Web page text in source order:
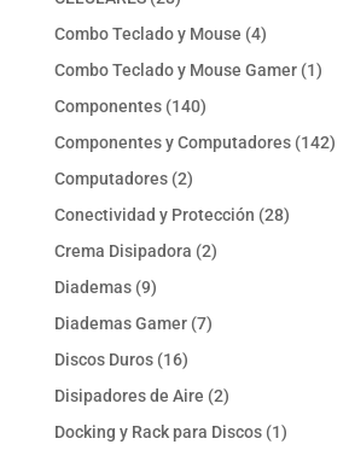
productos
Combo Teclado y Mouse 44
productos
Combo Teclado y Mouse Gamer 11
Componentes 140140
productos
Componentes y Computadores 142142
Computadores 22
productos
Conectividad y Protección 2828
Crema Disipadora 22
Diademas 99
productos
Diademas Gamer 77
Discos Duros 1616
productos
Disipadores de Aire 22
productos
Docking y Rack para Discos 11